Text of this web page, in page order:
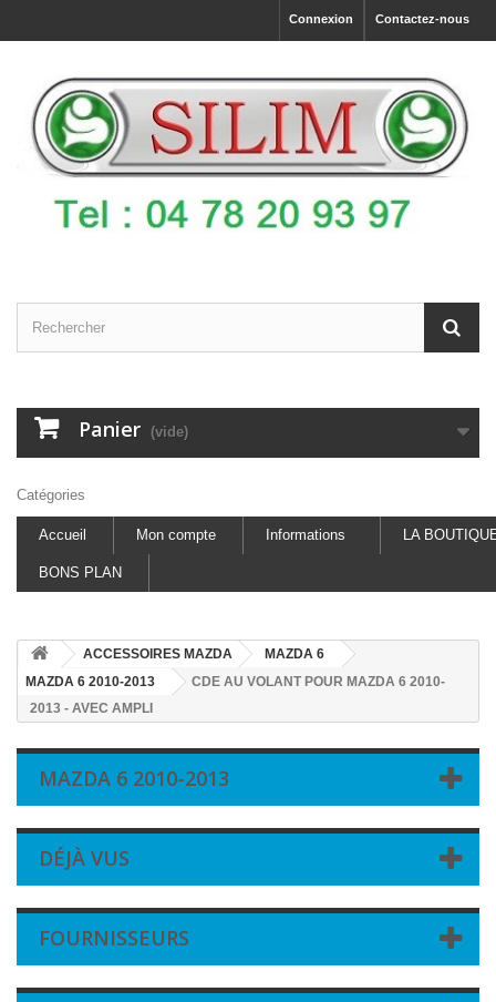
Contactez-nous
Connexion
Panier (vide)
Catégories
Accueil Mon compte Informations LA
BONS PLAN
ACCESSOIRES MAZDA
MAZDA 6
MAZDA 6 2010-2013
CDE AU VOLANT POUR MAZDA 6 2010-
2013 - AVEC AMPLI
MAZDA 6 2010-2013
DÉJÀ VUS
FOURNISSEURS